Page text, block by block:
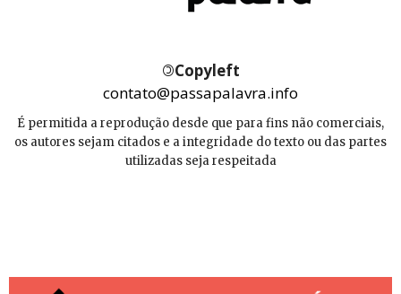
©Copyleft
contato@passapalavra.info
É permitida a reprodução desde que para fins não comerciais,
os autores sejam citados e a integridade do texto ou das partes
utilizadas seja respeitada